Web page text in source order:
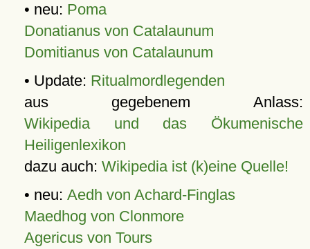
• neu: Poma
Donatianus von Catalaunum
Domitianus von Catalaunum
• Update: Ritualmordlegenden
aus gegebenem Anlass:
Wikipedia und das Ökumenische
Heiligenlexikon
dazu auch: Wikipedia ist (k)eine Quelle!
• neu: Aedh von Achard-Finglas
Maedhog von Clonmore
Agericus von Tours